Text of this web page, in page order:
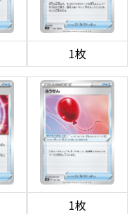
1枚
1枚